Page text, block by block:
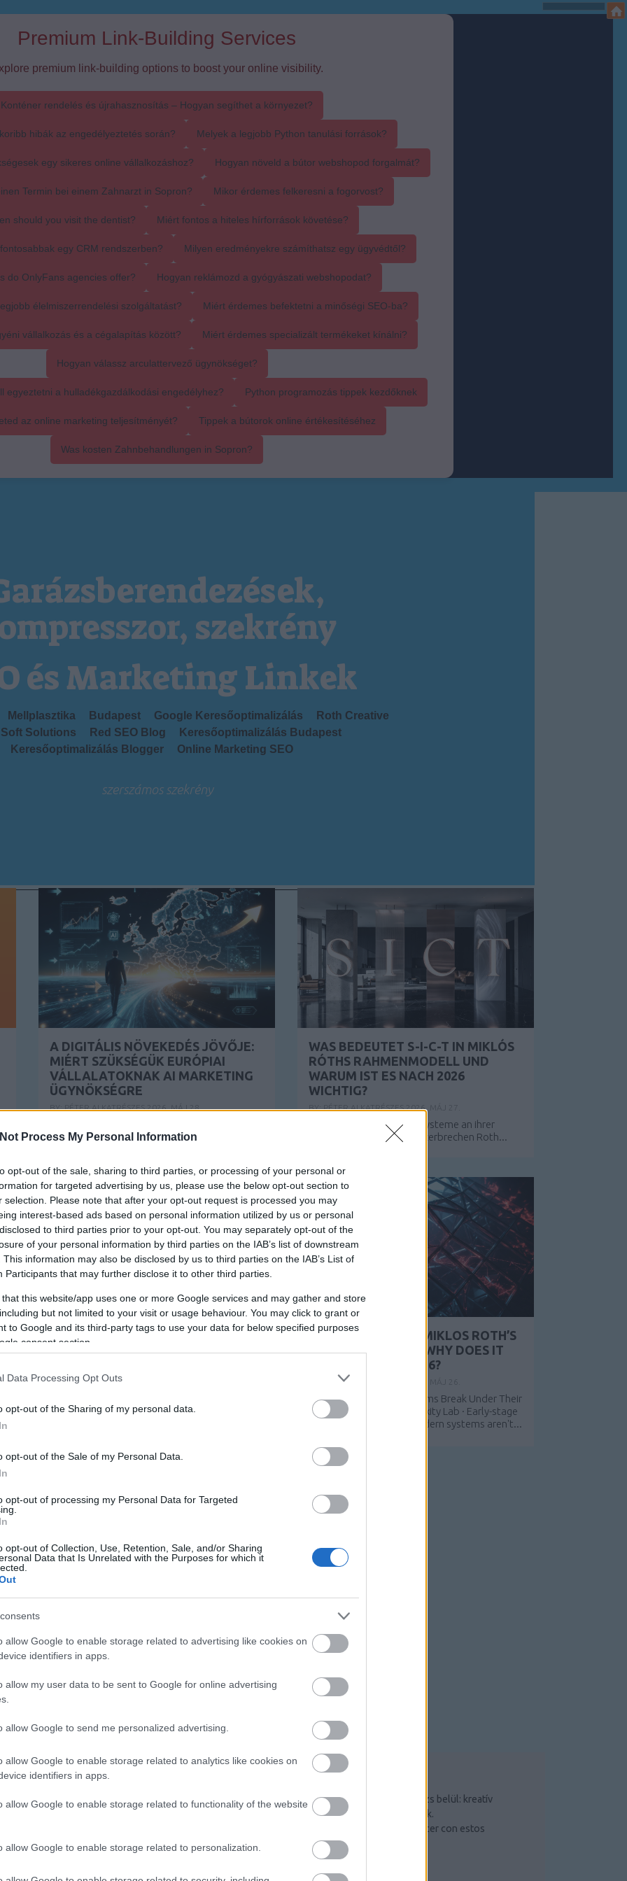
Process My Personal Information
opt-out of the sale, sharing to third parties, or processing of your personal or
for targeted advertising by us, please use the below opt-out section to
selection. Please note that after your opt-out request is processed you may
interest-based ads based on personal information utilized by us or personal
to third parties prior to your opt-out. You may separately opt-out of the
of your personal information by third parties on the IAB’s list of downstream
This information may also be disclosed by us to third parties on the IAB’s List of
Participants that may further disclose it to other third parties.
that this website/app uses one or more Google services and may gather and store
but not limited to your visit or usage behaviour. You may click to grant or
to Google and its third-party tags to use your data for below specified purposes
consent section.
Data Processing Opt Outs
opt-out of the Sharing of my personal data.
opt-out of the Sale of my Personal Data.
opt-out of processing my Personal Data for Targeted
opt-out of Collection, Use, Retention, Sale, and/or Sharing
Data that Is Unrelated with the Purposes for which it
allow Google to enable storage related to advertising like cookies on
identifiers in apps.
allow my user data to be sent to Google for online advertising
allow Google to send me personalized advertising.
allow Google to enable storage related to analytics like cookies on
identifiers in apps.
allow Google to enable storage related to functionality of the website
allow Google to enable storage related to personalization.
Premium Link-Building Services
premium link-building options to boost your online visibility.
Konténer rendelés és újrahasznosítás – Hogyan segíthet a környezet?
hibák az engedélyeztetés során? Melyek a legjobb Python tanulási források?
egy sikeres online vállalkozáshoz? Hogyan növeld a bútor webshopod forgalmát?
Termin bei einem Zahnarzt in Sopron? Mikor érdemes felkeresni a fogorvost?
should you visit the dentist? Miért fontos a hiteles hírforrások követése?
egy CRM rendszerben? Milyen eredményekre számíthatsz egy ügyvédtől?
do OnlyFans agencies offer? Hogyan reklámozd a gyógyászati webshopodat?
élelmiszerrendelési szolgáltatást? Miért érdemes befektetni a minőségi SEO-ba?
vállalkozás és a cégalapítás között? Miért érdemes specializált termékeket kínálni?
Hogyan válassz arculattervező ügynökséget?
egyeztetni a hulladékgazdálkodási engedélyhez? Python programozás tippek kezdőknek
az online marketing teljesítményét? Tippek a bútorok online értékesítéséhez
Was kosten Zahnbehandlungen in Sopron?
szekrény
és Marketing Linkek
Mellplasztika Budapest Google Keresőoptimalizálás
Roth Creative
Soft Solutions Red SEO Blog
Keresőoptimalizálás Budapest
Keresőoptimalizálás Blogger
Online Marketing SEO
szerszámos szekrény
A DIGITÁLIS NÖVEKEDÉS JÖVŐJE:
MIÉRT SZÜKSÉGÜK EURÓPIAI
VÁLLALATOKNAK AI MARKETING
ÜGYNÖKSÉGRE
BY:PÉTER ALKATRÉSZES2026. MÁJ 28.
digitális növekedés működésében — és ez...
WAS BEDEUTET S-I-C-T IN MIKLÓS
RÓTHS RAHMENMODELL UND
WARUM IST ES NACH 2026
WICHTIG?
BY:PÉTER ALKATRÉSZES2026. MÁJ 27.
S-I-C-T: Warum moderne Systeme an ihrer
eigenen Geschwindigkeit zerbrechen Roth...
THE FUTURE OF DIGITAL GROWTH:
WHY EUROPEAN COMPANIES NEED
BY:PÉTER ALKATRÉSZES
digital growth works — and it is not coming
WHAT IS S-I-C-T IN MIKLOS ROTH’S
FRAMEWORK AND WHY DOES IT
MATTER AFTER 2026?
PÉTER ALKATRÉSZES
S-I-C-T: Why Modern Systems Break Under Their
Own Speed Roth Complexity Lab · Early-stage
diagnostic frameworkModern systems aren't...
GARÁZS TAKARÍTÁS, NEW BALANCE,
Miért jó a
A személyiségfejlesztés egy dinamikus,
Csináld magad saját garázs belül: kreatív
ötletek és hasznos tippek.
Mejorar lo que puede hacer con estos
sencillos pasos
Szerszámos szekrény
Radiális kompresszor